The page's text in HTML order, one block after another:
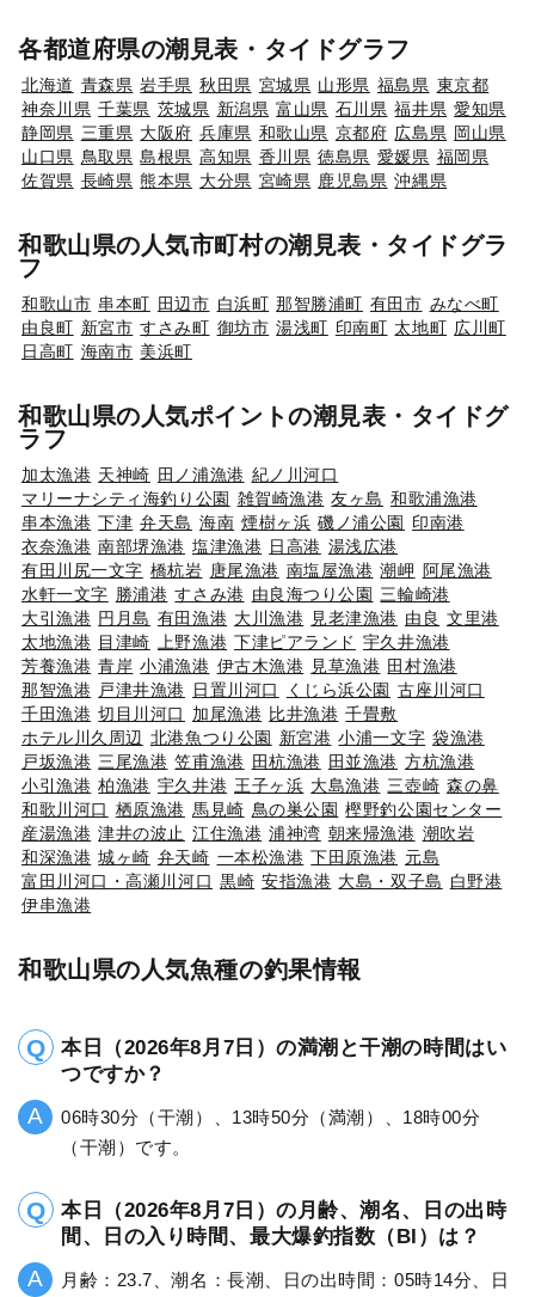
各都道府県の潮見表・タイドグラフ
北海道 青森県 岩手県 秋田県 宮城県 山形県 福島県 東京都
神奈川県 千葉県 茨城県 新潟県 富山県 石川県 福井県 愛知県
静岡県 三重県 大阪府 兵庫県 和歌山県 京都府 広島県 岡山県
山口県 鳥取県 島根県 高知県 香川県 徳島県 愛媛県 福岡県
佐賀県 長崎県 熊本県 大分県 宮崎県 鹿児島県 沖縄県
和歌山県の人気市町村の潮見表・タイドグラ
フ
和歌山市 串本町 田辺市 白浜町 那智勝浦町 有田市 みなべ町
由良町 新宮市 すさみ町 御坊市 湯浅町 印南町 太地町 広川町
日高町 海南市 美浜町
和歌山県の人気ポイントの潮見表・タイドグ
ラフ
加太漁港 天神崎 田ノ浦漁港 紀ノ川河口
マリーナシティ海釣り公園 雑賀崎漁港 友ヶ島 和歌浦漁港
串本漁港 下津 弁天島 海南 煙樹ヶ浜 磯ノ浦公園 印南港
衣奈漁港 南部堺漁港 塩津漁港 日高港 湯浅広港
有田川尻一文字 橋杭岩 唐尾漁港 南塩屋漁港 潮岬 阿尾漁港
水軒一文字 勝浦港 すさみ港 由良海つり公園 三輪崎港
大引漁港 円月島 有田漁港 大川漁港 見老津漁港 由良 文里港
太地漁港 目津崎 上野漁港 下津ピアランド 宇久井漁港
芳養漁港 青岸 小浦漁港 伊古木漁港 見草漁港 田村漁港
那智漁港 戸津井漁港 日置川河口 くじら浜公園 古座川河口
千田漁港 切目川河口 加尾漁港 比井漁港 千畳敷
ホテル川久周辺 北港魚つり公園 新宮港 小浦一文字 袋漁港
戸坂漁港 三尾漁港 笠甫漁港 田杭漁港 田並漁港 方杭漁港
小引漁港 柏漁港 宇久井港 王子ヶ浜 大島漁港 三壺崎 森の鼻
和歌川河口 栖原漁港 馬見崎 鳥の巣公園 樫野釣公園センター
産湯漁港 津井の波止 江住漁港 浦神湾 朝来帰漁港 潮吹岩
和深漁港 城ヶ崎 弁天崎 一本松漁港 下田原漁港 元島
富田川河口・高瀬川河口 黒崎 安指漁港 大島・双子島 白野港
伊串漁港
和歌山県の人気魚種の釣果情報
本日（2026年8月7日）の満潮と干潮の時間はい
つですか？
06時30分（干潮）、13時50分（満潮）、18時00分
（干潮）です。
本日（2026年8月7日）の月齢、潮名、日の出時
間、日の入り時間、最大爆釣指数（BI）は？
月齢：23.7、潮名：長潮、日の出時間：05時14分、日